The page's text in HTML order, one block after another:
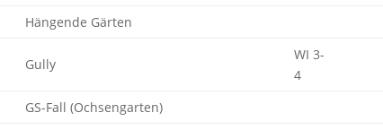
Hängende Gärten
Gully
WI 3-
4
GS-Fall (Ochsengarten)